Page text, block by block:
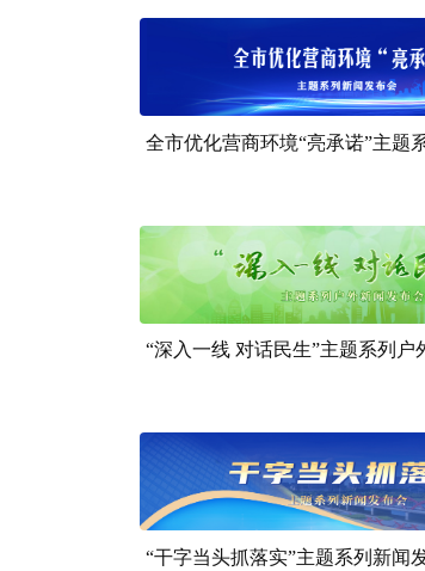
全市优化营商环境“亮承诺”主题
“深入一线 对话民生”主题系列户
“干字当头抓落实”主题系列新闻